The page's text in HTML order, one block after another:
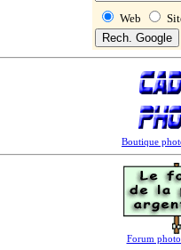
Web
Boutique
Forum